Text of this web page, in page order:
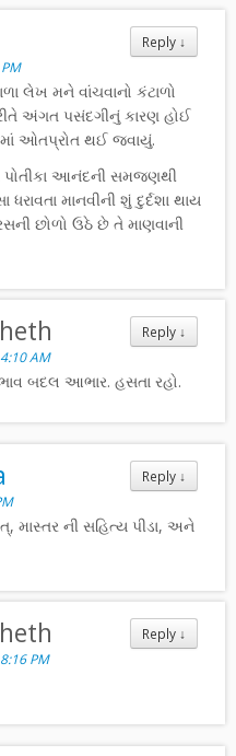
Reply ↓
લેખ મને વાંચવાનો કંટાળો
અંગત પસંદગીનું કારણ હોઈ
ઓતપ્રોત થઈ જવાયું.
પોતીકા આનંદની સમજણથી
માનવીની શું દુર્દશા થાય
છોળો ઉઠે છે તે માણવાની
Reply ↓
AM
બદલ આભાર. હસતા રહો.
Reply ↓
ની સહિત્ય પીડા, અને
Reply ↓
PM